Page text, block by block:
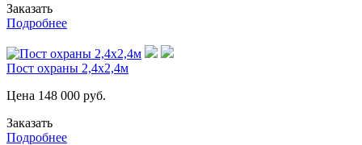
Заказать
Подробнее
Пост охраны 2,4х2,4м
Цена 148 000 руб.
Заказать
Подробнее